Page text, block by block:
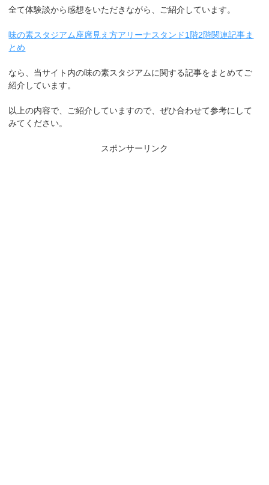
全て体験談から感想をいただきながら、ご紹介しています。
味の素スタジアム座席見え方アリーナスタンド1階2階関連記事ま
とめ
なら、当サイト内の味の素スタジアムに関する記事をまとめてご
紹介しています。
以上の内容で、ご紹介していますので、ぜひ合わせて参考にして
みてください。
スポンサーリンク